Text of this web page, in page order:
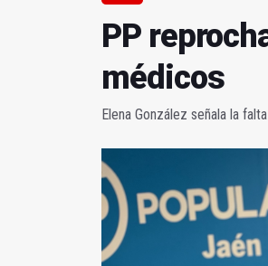
PP
médicos
Elena González señala la